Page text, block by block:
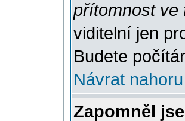
přítomnost ve
viditelní jen
Budete
Návrat nahoru
Zapomněl